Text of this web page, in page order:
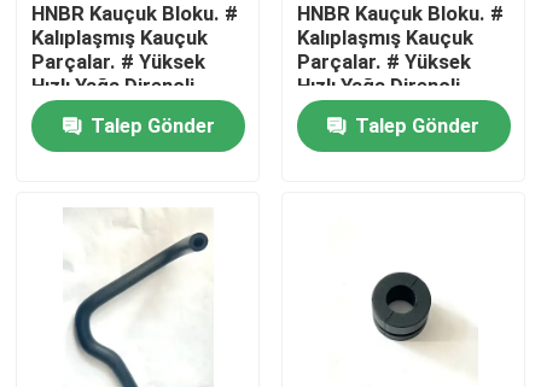
Hakkımızda
HNBR Kauçuk Bloku. #
Kalıplaşmış Kauçuk
Parçalar. # Yüksek
Hızlı Yağa Dirençli
titreşim izolatörü.
Talep Gönder
HNBR Kauçuk Bloku. #
Kalıplaşmış Kauçuk
Parçalar. # Yüksek
Hızlı Yağa Dirençli
titreşim izolatörü.
Talep Gönder